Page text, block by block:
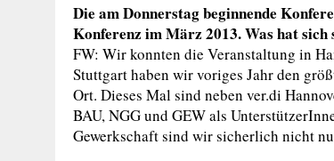
Die am Donnerstag beginnende
Konferenz im März 2013. Was hat sich
FW: Wir konnten die Veranstaltung in
Stuttgart haben wir voriges Jahr den
Ort. Dieses Mal sind neben ver.di
BAU, NGG und GEW als
Gewerkschaft sind wir sicherlich nicht